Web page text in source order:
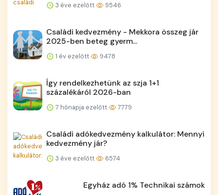
3 éve ezelőtt 9546
Családi kedvezmény - Mekkora összeg jár
2025-ben beteg gyerm...
1 év ezelőtt 9478
Így rendelkezhetünk az szja 1+1
százalékáról 2026-ban
7 hónapja ezelőtt 7779
Családi adókedvezmény kalkulátor: Mennyi
kedvezmény jár?
3 éve ezelőtt 6574
Egyház adó 1% Technikai számok